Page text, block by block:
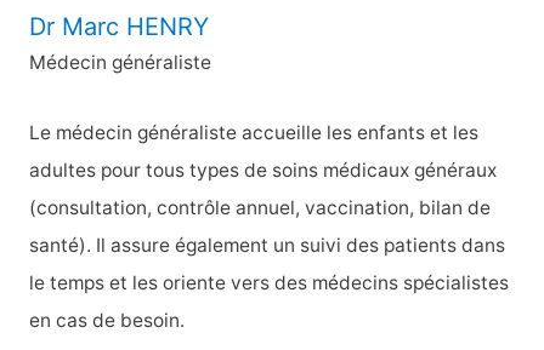
e
r
h
e
r
:
Dr Marc HENRY
Médecin généraliste
Le médecin généraliste accueille les enfants et les
adultes pour tous types de soins médicaux généraux
(consultation, contrôle annuel, vaccination, bilan de
santé). Il assure également un suivi des patients dans
le temps et les oriente vers des médecins spécialistes
en cas de besoin.